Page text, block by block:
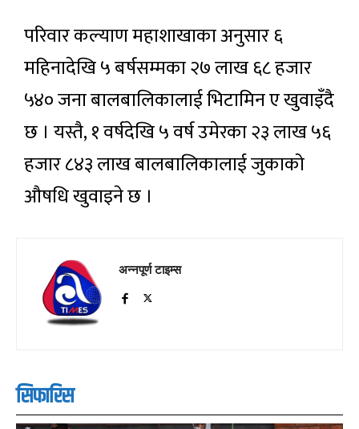
परिवार कल्याण महाशाखाका अनुसार ६
महिनादेखि ५ बर्षसम्मका २७ लाख ६८ हजार
५४० जना बालबालिकालाई भिटामिन ए खुवाइँदै
छ । यस्तै, १ वर्षदेखि ५ वर्ष उमेरका २३ लाख ५६
हजार ८४३ लाख बालबालिकालाई जुकाको
औषधि खुवाइने छ ।
अन्नपूर्ण टाइम्स
सिफारिस